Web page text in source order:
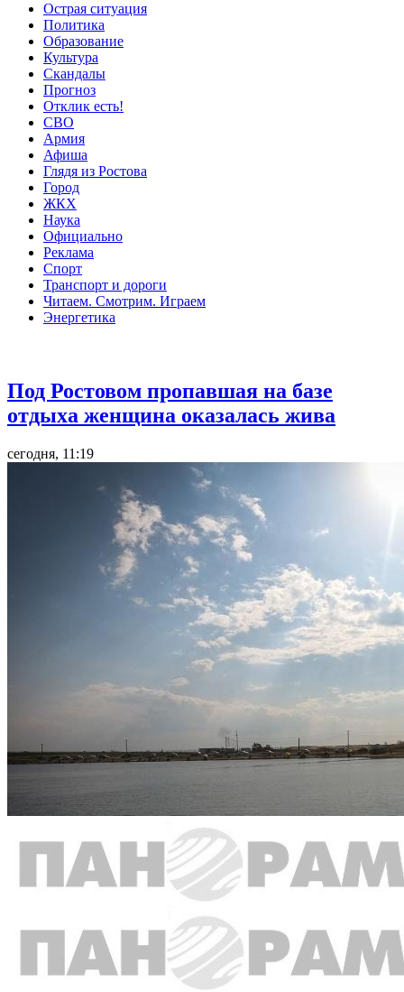
Острая ситуация
Политика
Образование
Культура
Скандалы
Прогноз
Отклик есть!
СВО
Армия
Афиша
Глядя из Ростова
Город
ЖКХ
Наука
Официально
Реклама
Спорт
Транспорт и дороги
Читаем. Смотрим. Играем
Энергетика
Под Ростовом пропавшая на базе
отдыха женщина оказалась жива
сегодня, 11:19